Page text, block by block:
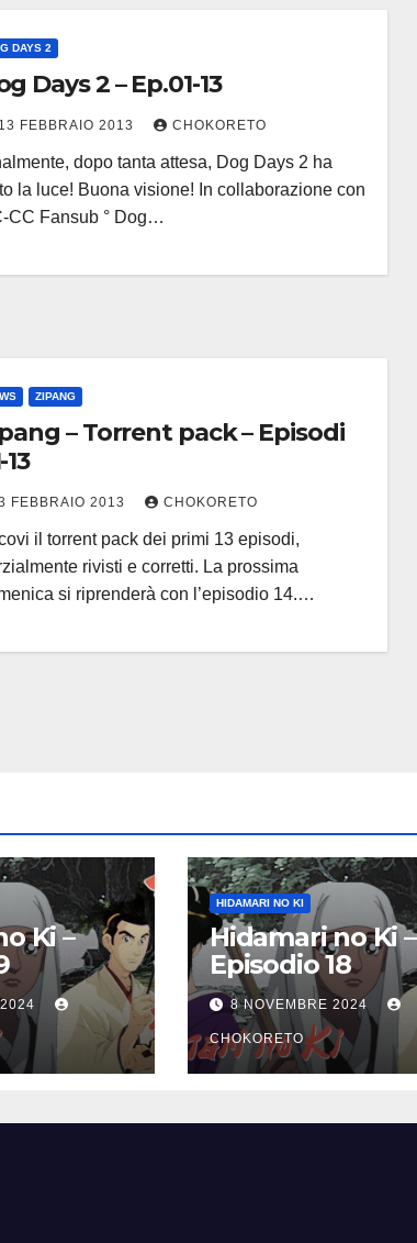
DAYS 2
Days 2 – Ep.01-13
13 FEBBRAIO 2013 CHOKORETO
dopo tanta attesa, Dog Days 2 ha
la luce! Buona visione! In collaborazione con
CC Fansub ° Dog…
ZIPANG
– Torrent pack – Episodi
13
FEBBRAIO 2013 CHOKORETO
il torrent pack dei primi 13 episodi,
rivisti e corretti. La prossima
si riprenderà con l’episodio 14.…
Ki –
HIDAMARI NO KI
Hidamari no Ki –
Episodio 18
8 NOVEMBRE 2024
CHOKORETO